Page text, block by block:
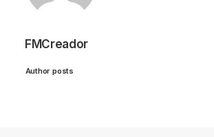
FMCreador
Author posts